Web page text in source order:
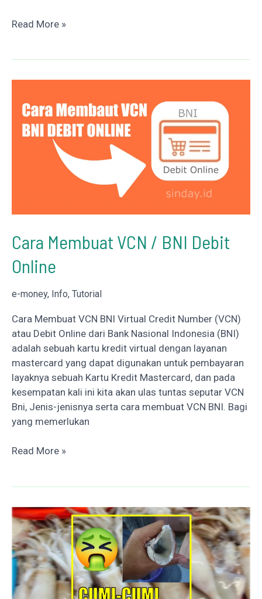
Cara
LinkAja
Rekening
Bank
Read More »
Cara Membuat VCN / BNI Debit
Online
e-money, Info, Tutorial
Cara Membuat VCN BNI Virtual Credit Number (VCN)
atau Debit Online dari Bank Nasional Indonesia (BNI)
adalah sebuah kartu kredit virtual dengan layanan
mastercard yang dapat digunakan untuk pembayaran
layaknya sebuah Kartu Kredit Mastercard, dan pada
kesempatan kali ini kita akan ulas tuntas seputar VCN
Bni, Jenis-jenisnya serta cara membuat VCN BNI. Bagi
yang memerlukan
Cara
BNI
Debit
Online
Read More »